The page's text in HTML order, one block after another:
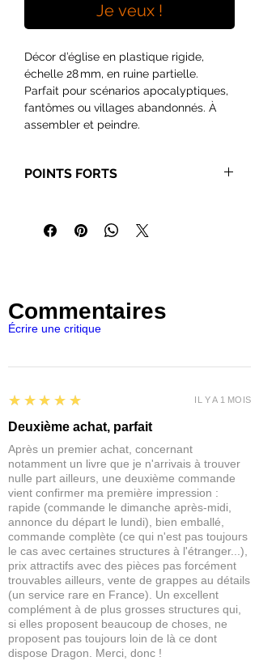
Je veux !
Décor d’église en plastique rigide,
échelle 28 mm, en ruine partielle.
Parfait pour scénarios apocalyptiques,
fantômes ou villages abandonnés. À
assembler et peindre.
abandonnée surplombe la vallée, ses
de mystère. Parfaitement adaptée à
rempli d’atmosphère.
clocher écroulé
toit partiel)
Échelle 28 mm – dimensions
adaptée.
Figurines non incluses – montage &
peinture requis
POINTS FORTS
bâtiments en ruine, portes
effondrées et fenêtres voilées pour
repaire de cultistes.
Intégration modulable: à placer
dans des hameaux, cimetières ou
cottage, grange ou dépendance
pour un village abandonné.
grâce au plastique rigide, prêt à
peindre et personnaliser.
Commentaires
Écrire une critique
5
★★★★★
Deuxième achat, parfait
Après un premier achat, concernant
notamment un livre que je n'arrivais à trouver
nulle part ailleurs, une deuxième commande
vient confirmer ma première impression :
rapide (commande le dimanche après-midi,
annonce du départ le lundi), bien emballé,
commande complète (ce qui n'est pas toujours
le cas avec certaines structures à l'étranger...),
prix attractifs avec des pièces pas forcément
trouvables ailleurs, vente de grappes au détails
(un service rare en France). Un excellent
complément à de plus grosses structures qui,
si elles proposent beaucoup de choses, ne
proposent pas toujours loin de là ce dont
dispose Dragon. Merci, donc !
IL Y A 1 MOIS